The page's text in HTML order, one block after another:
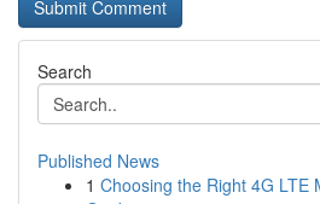
Search
Published News
1 Choosing the Right 4G LTE